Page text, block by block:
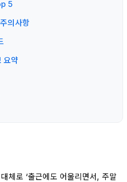
5
의사항
요약
체로 ‘출근에도 어울리면서, 주말